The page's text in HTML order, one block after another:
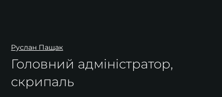
Руслан Пащак
Головний адміністратор,
скрипаль